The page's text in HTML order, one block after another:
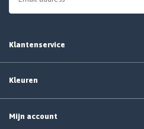
Klantenservice
Kleuren
Mijn account